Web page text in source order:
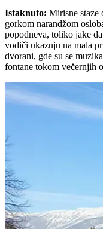
Istaknuto: Mirisne staze
gorkom narandžom
popodneva, toliko jake
vodiči ukazuju na mala
dvorani, gde su se
fontane tokom večernjih